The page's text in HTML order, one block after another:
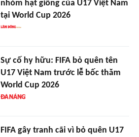
nhóm hạt giống của U17 Việt Nam
tại World Cup 2026
Sự cố hy hữu: FIFA bỏ quên tên
U17 Việt Nam trước lễ bốc thăm
World Cup 2026
FIFA gây tranh cãi vì bỏ quên U17